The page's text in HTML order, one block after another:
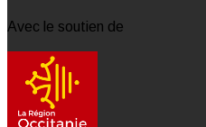
Avec le soutien de